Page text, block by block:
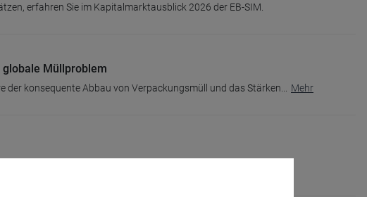
erfahren Sie im Kapitalmarktausblick 2026 der EB-SIM.
Müllproblem
der konsequente Abbau von Verpackungsmüll und das Stärken Mehr